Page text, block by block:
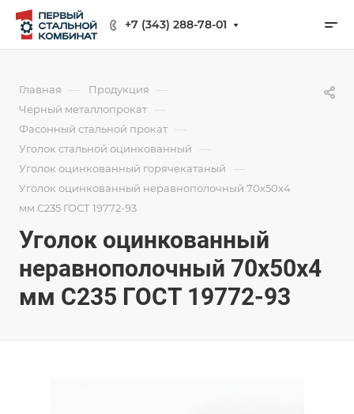
+7 (343) 288-78-01
Главная — Продукция —
Черный металлопрокат —
Фасонный стальной прокат —
Уголок стальной оцинкованный —
Уголок оцинкованный горячекатаный —
Уголок оцинкованный неравнополочный 70х50х4
мм С235 ГОСТ 19772-93
Уголок оцинкованный
неравнополочный 70х50х4
мм С235 ГОСТ 19772-93